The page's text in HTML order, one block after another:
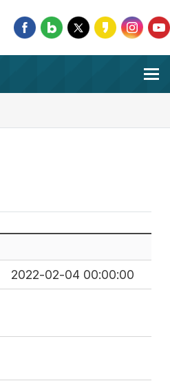
2022-02-04 00:00:00